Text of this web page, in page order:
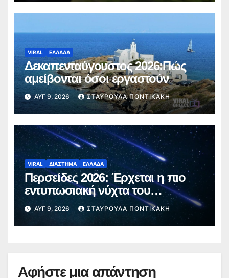
VIRAL ΕΛΛΑΔΑ
Δεκαπενταύγουστος 2026:Πώς
αμείβονται όσοι εργαστούν
ΑΥΓ 9, 2026 ΣΤΑΥΡΟΎΛΑ ΠΟΝΤΙΚΆΚΗ
VIRAL ΔΙΑΣΤΗΜΑ ΕΛΛΑΔΑ
Περσείδες 2026: Έρχεται η πιο
εντυπωσιακή νύχτα του
καλοκαιριού – Πότε θα δούμε τα
«πεφταστέρια»
ΑΥΓ 9, 2026 ΣΤΑΥΡΟΎΛΑ ΠΟΝΤΙΚΆΚΗ
Αφήστε μια απάντηση